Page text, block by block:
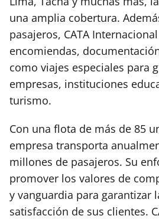
una amplia cobertura.
pasajeros, CATA
encomiendas,
como viajes especiales para
empresas, instituciones
turismo.
Con una flota de más de 85
empresa transporta
millones de pasajeros. Su
promover los valores de
y vanguardia para garantizar
satisfacción de sus clientes.